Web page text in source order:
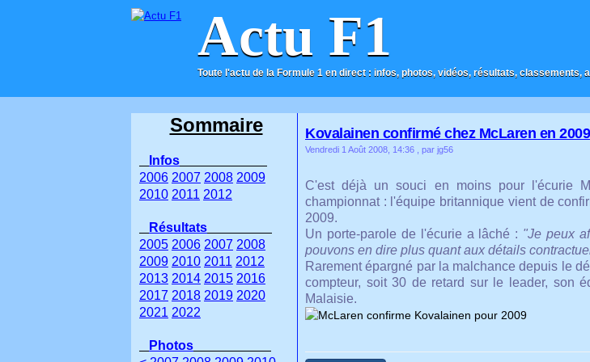
Actu F1
Toute l'actu de la Formule 1 en direct : infos, photos, vidéos, résultats, classements,
ACCUEIL CONTACT
Kovalainen confirmé chez McLaren en 2009
Vendredi 1 Août 2008, 14:36 , par jg56
C'est déjà un souci en moins pour l'écurie
championnat : l'équipe britannique vient de
2009.
Un porte-parole de l'écurie a lâché : "Je peux
pouvons en dire plus quant aux détails
Rarement épargné par la malchance depuis le
compteur, soit 30 de retard sur le leader, son
Malaisie.
Sommaire
Infos
2006 2007 2008 2009
2010 2011 2012
Résultats
2005 2006 2007 2008
2009 2010 2011 2012
2013 2014 2015 2016
2017 2018 2019 2020
2021 2022
Photos